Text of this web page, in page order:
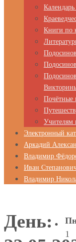
Книги по
Почётные
Учителям
Электронный
Аркадий
Владимир
Иван
Владимир
День:
1